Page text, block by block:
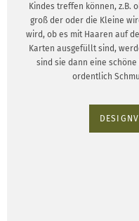
Kindes treffen können, z.B.
groß der oder die Kleine
wird, ob es mit Haaren auf
Karten ausgefüllt sind,
sind sie dann eine
ordentlich